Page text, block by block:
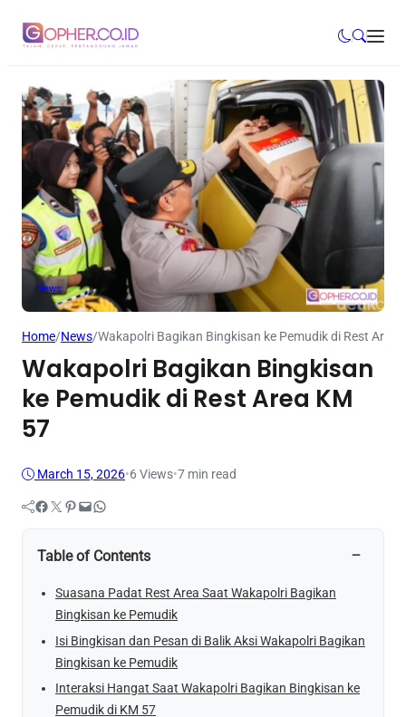
News
Home/News/Wakapolri Bagikan Bingkisan ke Pemudik di Rest Area
Wakapolri Bagikan Bingkisan
ke Pemudik di Rest Area KM
57
March 15, 2026•6Views•7 min read
Facebook Twitter Pinterest Mail WhatsApp
Table of Contents −
Suasana Padat Rest Area Saat Wakapolri Bagikan
Bingkisan ke Pemudik
Isi Bingkisan dan Pesan di Balik Aksi Wakapolri Bagikan
Bingkisan ke Pemudik
Interaksi Hangat Saat Wakapolri Bagikan Bingkisan ke
Pemudik di KM 57